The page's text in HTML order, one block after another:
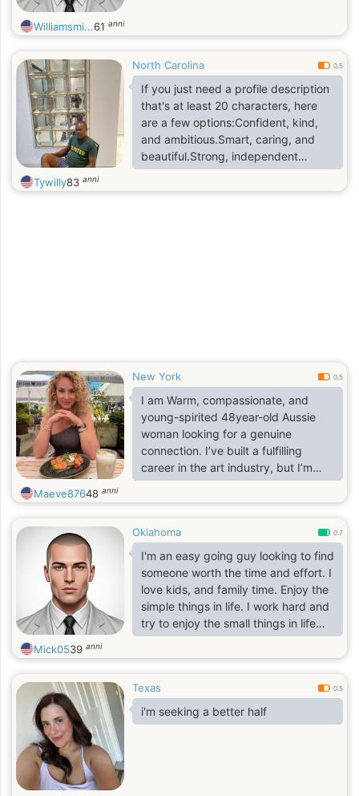
Williamsmi...61 anni
North Carolina 0.5
If you just need a profile description
that's at least 20 characters, here
are a few options:Confident, kind,
and ambitious.Smart, caring, and
beautiful.Strong, independent
woman.Friendly, honest, and fun-
loving.Elegant, thoughtful, and
Tywilly83 anni
New York 0.5
I am Warm, compassionate, and
young-spirited 48year-old Aussie
woman looking for a genuine
connection. I’ve built a fulfilling
career in the art industry, but I’m
ready to focus on my personal life
and find a special someone to share
Maeve87648 anni
Oklahoma 0.7
I'm an easy going guy looking to find
someone worth the time and effort. I
love kids, and family time. Enjoy the
simple things in life. I work hard and
try to enjoy the small things in life
that matter.
Mick0539 anni
Texas 0.5
i'm seeking a better half